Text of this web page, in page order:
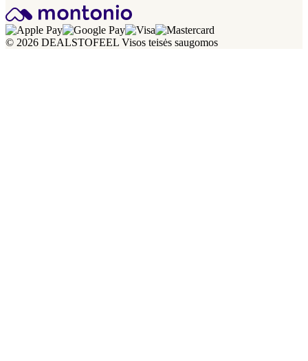
© 2026 DEALSTOFEEL Visos teisės saugomos